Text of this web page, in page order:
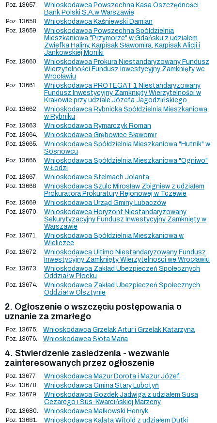
Poz. 13657.
Wnioskodawca Powszechna Kasa Oszczędności
Bank Polski S.A.w Warszawie
Poz. 13658. Wnioskodawca Kaśniewski Damian
Poz. 13659.
Wnioskodawca Powszechna Spółdzielnia
Mieszkaniowa "Przymorze" w Gdańsku z udziałem
Zwiefka Haliny, Karpisak Sławomira, Karpisak Alicji i
Jankowskiej Moniki
Poz. 13660.
Wnioskodawca Prokura Niestandaryzowany Fundusz
Wierzytelności Fundusz Inwestycyjny Zamknięty we
Wrocławiu
Poz. 13661.
Wnioskodawca PROTEGAT 1 Niestandaryzowany
Fundusz Inwestycyjny Zamknięty Wierzytelności w
Krakowie przy udziale Józefa Jagodzińskiego
Poz. 13662.
Wnioskodawca Rybnicka Spółdzielnia Mieszkaniowa
w Rybniku
Poz. 13663. Wnioskodawca Rymarczyk Roman
Poz. 13664. Wnioskodawca Grębowiec Sławomir
Poz. 13665.
Wnioskodawca Spółdzielnia Mieszkaniowa "Hutnik" w
Sosnowcu
Poz. 13666.
Wnioskodawca Spółdzielnia Mieszkaniowa "Ogniwo"
w Łodzi
Poz. 13667. Wnioskodawca Stelmach Jolanta
Poz. 13668.
Wnioskodawca Szulc Mirosław Zbigniew z udziałem
Prokuratora Prokuratury Rejonowej w Tczewie
Poz. 13669. Wnioskodawca Urząd Gminy Lubaczów
Poz. 13670.
Wnioskodawca Horyzont Niestandaryzowany
Sekurytyzacyjny Fundusz Inwestycyjny Zamknięty w
Warszawie
Poz. 13671.
Wnioskodawca Spółdzielnia Mieszkaniowa w
Wieliczce
Poz. 13672.
Wnioskodawca Ultimo Niestandaryzowany Fundusz
Inwestycyjny Zamknięty Wierzytelności we Wrocławiu
Poz. 13673.
Wnioskodawca Zakład Ubezpieczeń Społecznych
Oddział w Płocku
Poz. 13674.
Wnioskodawca Zakład Ubezpieczeń Społecznych
Oddział w Olsztynie
2. Ogłoszenie o wszczęciu postępowania o
uznanie za zmarłego
Poz. 13675. Wnioskodawca Grzelak Artur i Grzelak Katarzyna
Poz. 13676. Wnioskodawca Słota Maria
4. Stwierdzenie zasiedzenia - wezwanie
zainteresowanych przez ogłoszenie
Poz. 13677. Wnioskodawca Mazur Dorota i Mazur Józef
Poz. 13678. Wnioskodawca Gmina Stary Lubotyń
Poz. 13679.
Wnioskodawca Gozdek Jadwiga z udziałem Susa
Cezarego i Sus-Kwarcińskiej Marzeny
Poz. 13680. Wnioskodawca Małkowski Henryk
Poz. 13681.
Wnioskodawca Kalata Witold z udziałem Dutki